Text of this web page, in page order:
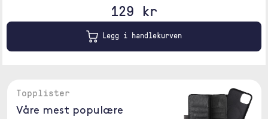
129 kr
Legg i handlekurven
Topplister
Våre mest populære